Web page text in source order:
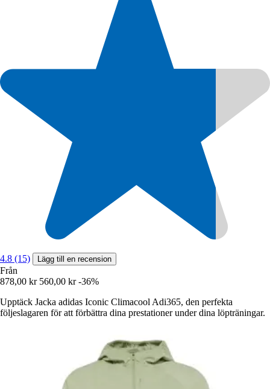
4.8 (15) Lägg till en recension
Från
878,00 kr 560,00 kr -36%
Upptäck Jacka adidas Iconic Climacool Adi365, den perfekta
följeslagaren för att förbättra dina prestationer under dina löpträningar.